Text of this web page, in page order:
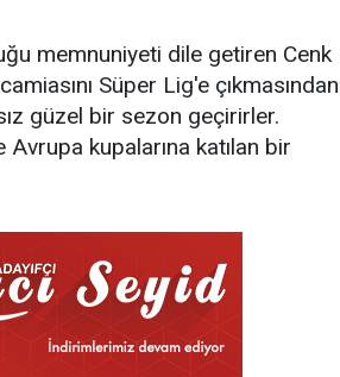
memnuniyeti dile getiren Cenk
Süper Lig'e çıkmasından
güzel bir sezon geçirirler.
Avrupa kupalarına katılan bir